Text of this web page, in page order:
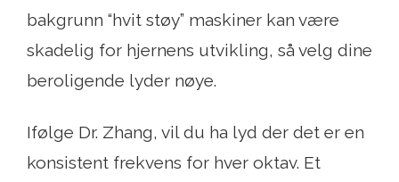
bakgrunn “hvit støy” maskiner kan være
skadelig for hjernens utvikling, så velg dine
beroligende lyder nøye.
Ifølge Dr. Zhang, vil du ha lyd der det er en
konsistent frekvens for hver oktav. Et